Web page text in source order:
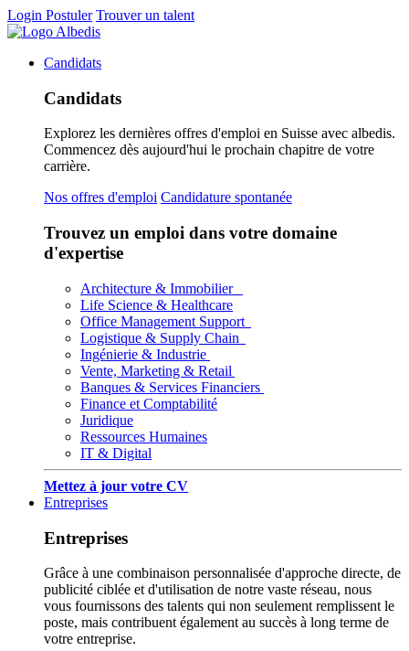
Login Postuler Trouver un talent
Candidats
Candidats
Explorez les dernières offres d'emploi en Suisse avec albedis.
Commencez dès aujourd'hui le prochain chapitre de votre
carrière.
Nos offres d'emploi Candidature spontanée
Trouvez un emploi dans votre domaine
d'expertise
Architecture & Immobilier
Life Science & Healthcare
Office Management Support
Logistique & Supply Chain
Ingénierie & Industrie
Vente, Marketing & Retail
Banques & Services Financiers
Finance et Comptabilité
Juridique
Ressources Humaines
IT & Digital
Mettez à jour votre CV
Entreprises
Entreprises
Grâce à une combinaison personnalisée d'approche directe, de
publicité ciblée et d'utilisation de notre vaste réseau, nous
vous fournissons des talents qui non seulement remplissent le
poste, mais contribuent également au succès à long terme de
votre entreprise.